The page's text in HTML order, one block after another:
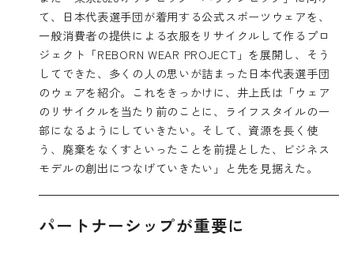
て、日本代表選手団が着用する公式スポーツウェアを、
一般消費者の提供による衣服をリサイクルして作るプロ
ジェクト「REBORN WEAR PROJECT」を展開し、そう
してできた、多くの人の思いが詰まった日本代表選手団
のウェアを紹介。これをきっかけに、井上氏は「ウェア
のリサイクルを当たり前のことに、ライフスタイルの一
部になるようにしていきたい。そして、資源を長く使
う、廃棄をなくすといったことを前提とした、ビジネス
モデルの創出につなげていきたい」と先を見据えた。
パートナーシップが重要に